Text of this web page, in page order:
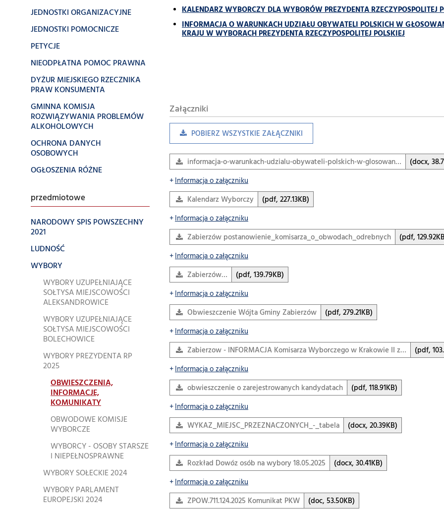
JEDNOSTKI ORGANIZACYJNE
JEDNOSTKI POMOCNICZE
PETYCJE
NIEODPŁATNA POMOC PRAWNA
DYŻUR MIEJSKIEGO RZECZNIKA
PRAW KONSUMENTA
GMINNA KOMISJA
ROZWIĄZYWANIA PROBLEMÓW
ALKOHOLOWYCH
OCHRONA DANYCH
OSOBOWYCH
OGŁOSZENIA RÓŻNE
przedmiotowe
NARODOWY SPIS POWSZECHNY
2021
LUDNOŚĆ
WYBORY
WYBORY UZUPEŁNIAJĄCE
SOŁTYSA MIEJSCOWOŚCI
ALEKSANDROWICE
WYBORY UZUPEŁNIAJĄCE
SOŁTYSA MIEJSCOWOŚCI
BOLECHOWICE
WYBORY PREZYDENTA RP
2025
OBWIESZCZENIA,
INFORMACJE,
KOMUNIKATY
OBWODOWE KOMISJE
WYBORCZE
WYBORCY - OSOBY STARSZE
I NIEPEŁNOSPRAWNE
WYBORY SOŁECKIE 2024
WYBORY PARLAMENT
EUROPEJSKI 2024
KALENDARZ WYBORCZY DLA WYBORÓW PREZYDENTA
INFORMACJA O WARUNKACH UDZIAŁU OBYWATELI POLSKICH W
KRAJU W WYBORACH PREZYDENTA RZECZYPOSPOLITEJ POLSKIEJ
Załączniki
POBIERZ WSZYSTKIE ZAŁĄCZNIKI
informacja-o-warunkach-udzialu-obywateli-polskich-w-glosowan…
(docx,
Informacja o załączniku
Kalendarz Wyborczy
(pdf, 227.13KB)
Informacja o załączniku
Zabierzów postanowienie_komisarza_o_obwodach_odrebnych
(pdf,
Informacja o załączniku
Zabierzów…
(pdf, 139.79KB)
Informacja o załączniku
Obwieszczenie Wójta Gminy Zabierzów
(pdf, 279.21KB)
Informacja o załączniku
Zabierzow - INFORMACJA Komisarza Wyborczego w Krakowie II z…
(pdf,
Informacja o załączniku
obwieszczenie o zarejestrowanych kandydatach
(pdf, 118.91KB)
Informacja o załączniku
WYKAZ_MIEJSC_PRZEZNACZONYCH_-_tabela
(docx, 20.39KB)
Informacja o załączniku
Rozkład Dowóz osób na wybory 18.05.2025
(docx, 30.41KB)
Informacja o załączniku
ZPOW.711.124.2025 Komunikat PKW
(doc, 53.50KB)